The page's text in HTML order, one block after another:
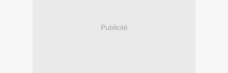
Publicité